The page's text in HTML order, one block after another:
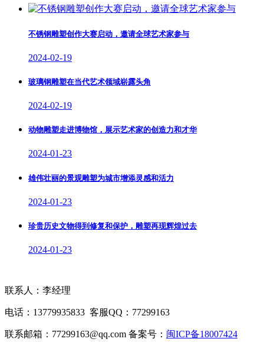
不锈钢雕塑创作大赛启动，邀请全球艺术家参与
2024-02-19
玻璃钢雕塑在当代艺术领域崭露头角
2024-02-19
动物雕塑走进博物馆，展示艺术家的创造力和才华
2024-01-23
雄伟壮丽的景观雕塑为城市增添灵感和活力
2024-01-23
珍贵历史文物得到修复和保护，雕塑再现辉煌过去
2024-01-23
联系人：李经理
电话：13779935833 客服QQ：77299163
联系邮箱：77299163@qq.com 备案号： 闽ICP备18007424